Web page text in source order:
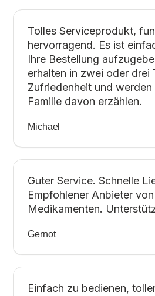
Tolles Serviceprodukt,
hervorragend. Es ist
Ihre Bestellung
erhalten in zwei oder drei
Zufriedenheit und werden
Familie davon erzählen.
Michael
Guter Service. Schnelle
Empfohlener Anbieter
Medikamenten.
Gernot
Einfach zu bedienen,